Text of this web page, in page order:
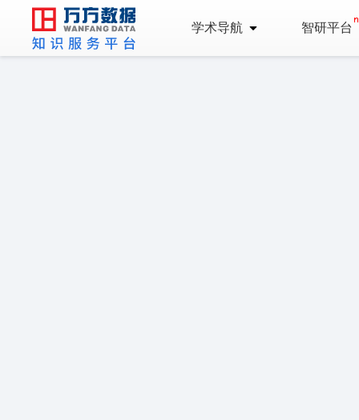
学术导航 智研平台